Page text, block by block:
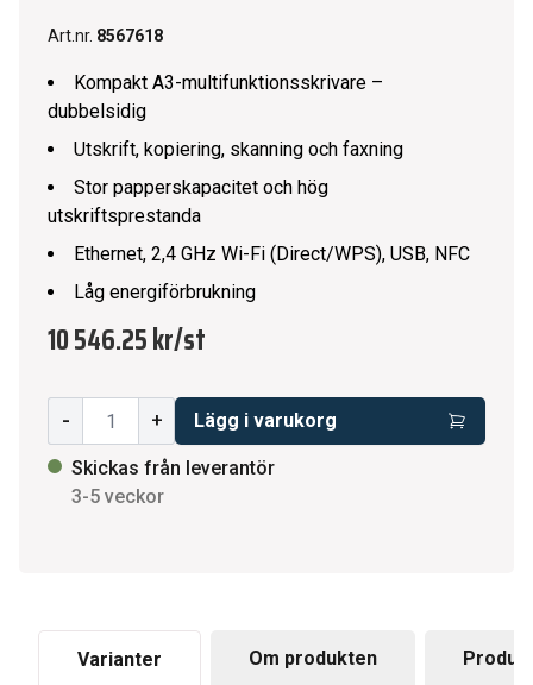
Art.nr. 8567618
Kompakt A3-multifunktionsskrivare –
dubbelsidig
Utskrift, kopiering, skanning och faxning
Stor papperskapacitet och hög
utskriftsprestanda
Ethernet, 2,4 GHz Wi-Fi (Direct/WPS), USB, NFC
Låg energiförbrukning
10 546.25 kr/st
- + Lägg i varukorg
Skickas från leverantör
3-5 veckor
Varianter Om produkten